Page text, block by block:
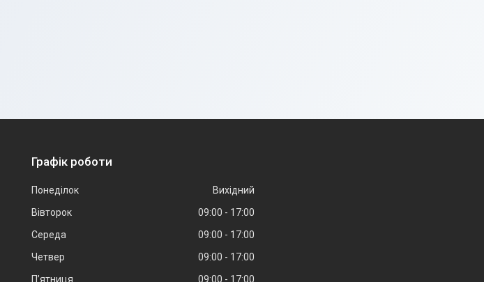
Графік роботи
Понеділок
Вихідний
Вівторок
09:00
17:00
Середа
09:00
17:00
Четвер
09:00
17:00
Пʼятниця
09:00
17:00